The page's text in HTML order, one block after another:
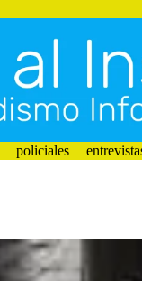
policiales